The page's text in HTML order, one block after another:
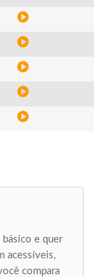
e quer
acessíveis,
compara